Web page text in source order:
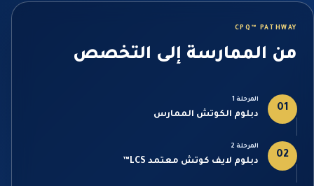
CPQ™ PATHWAY
من الممارسة إلى التخصص
01
المرحلة 1
دبلوم الكوتش الممارس
02
المرحلة 2
دبلوم لايف كوتش معتمد LCS™